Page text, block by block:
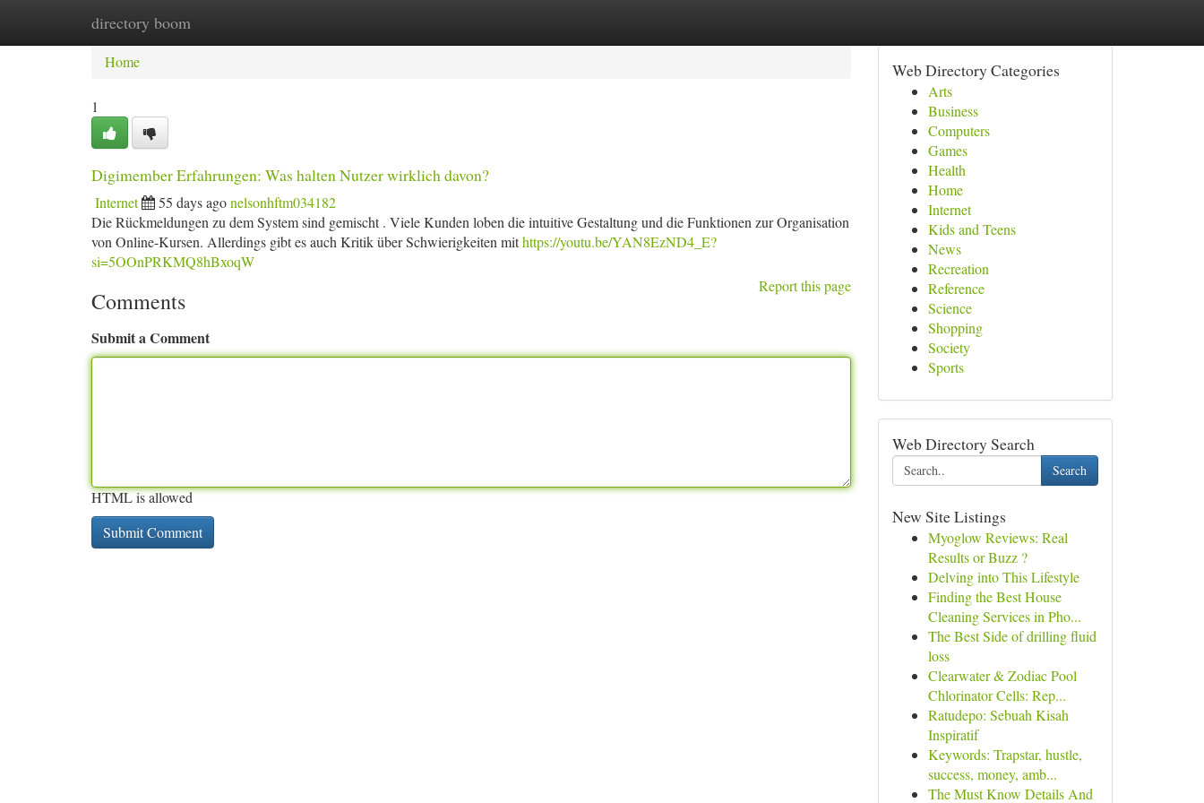
directory boom
Home New Site Listings
Home
1
Digimember Erfahrungen: Was halten Nutzer wirklich davon?
Internet 55 days agonelsonhftm034182
Die Rückmeldungen zu dem System sind gemischt . Viele Kunden loben die intuitive Gestaltung und die Funktionen zur Organisation
von Online-Kursen. Allerdings gibt es auch Kritik über Schwierigkeiten mithttps://youtu.be/YAN8EzND4_E?
si=5OOnPRKMQ8hBxoqW
Report this page
Comments
Submit a Comment
HTML is allowed
Web Directory Categories
Arts
Business
Computers
Games
Health
Home
Internet
Kids and Teens
News
Recreation
Reference
Science
Shopping
Society
Sports
Web Directory Search
Search
New Site Listings
Myoglow Reviews: Real
Results or Buzz ?
Delving into This Lifestyle
Finding the Best House
Cleaning Services in Pho...
The Best Side of drilling fluid
loss
Clearwater & Zodiac Pool
Chlorinator Cells: Rep...
Ratudepo: Sebuah Kisah
Inspiratif
Keywords: Trapstar, hustle,
success, money, amb...
The Must Know Details And